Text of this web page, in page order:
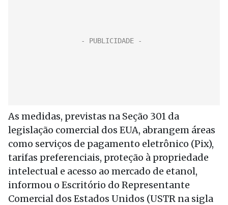
As medidas, previstas na Seção 301 da
legislação comercial dos EUA, abrangem áreas
como serviços de pagamento eletrônico (Pix),
tarifas preferenciais, proteção à propriedade
intelectual e acesso ao mercado de etanol,
informou o Escritório do Representante
Comercial dos Estados Unidos (USTR na sigla